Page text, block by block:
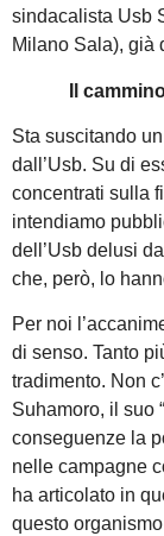
sindacalista Usb
Milano Sala), già
Il
Sta suscitando
dall’Usb. Su di
concentrati sulla
intendiamo
dell’Usb delusi
che, però, lo
Per noi
di senso. Tanto
tradimento. Non
Suhamoro, il suo
conseguenze la
nelle campagne
ha articolato in
questo